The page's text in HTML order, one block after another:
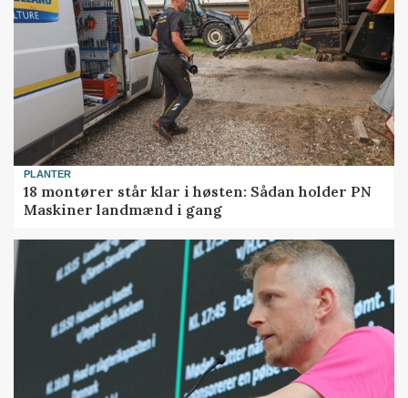
PLANTER
18 montører står klar i høsten: Sådan holder PN
Maskiner landmænd i gang